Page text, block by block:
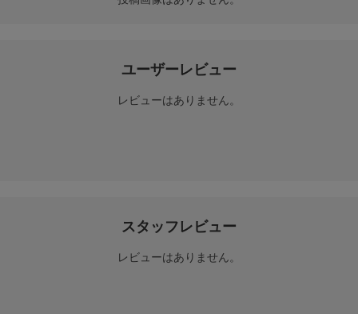
ユーザーレビュー
レビューはありません。
スタッフレビュー
レビューはありません。